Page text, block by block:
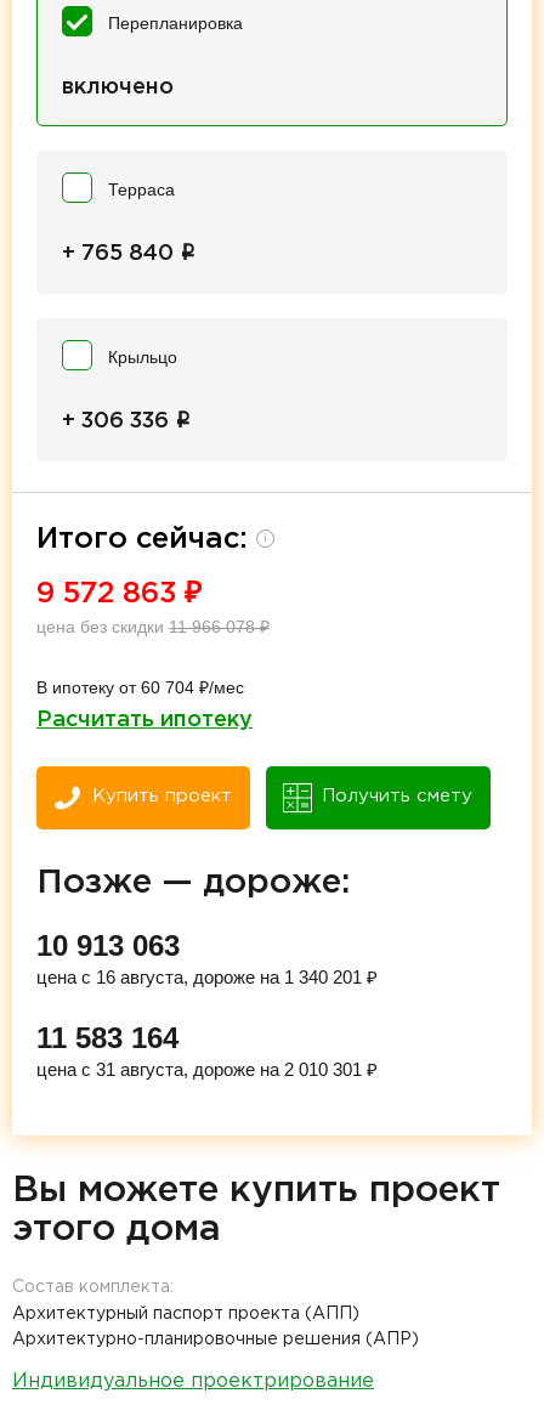
Перепланировка
включено
Терраса
+ 765 840 i
Крыльцо
+ 306 336 i
Итого сейчас: i
9 572 863 ₽
цена без скидки 11 966 078₽
В ипотеку от 60 704 ₽/мес
Расчитать ипотеку
Купить проект Получить смету
Позже — дороже:
10 913 063
цена с 16 августа, дороже на 1 340 201 ₽
11 583 164
цена с 31 августа, дороже на 2 010 301 ₽
Вы можете купить проект
этого дома
Состав комплекта:
Архитектурный паспорт проекта (АПП)
Архитектурно-планировочные решения (АПР)
Индивидуальное проектрирование